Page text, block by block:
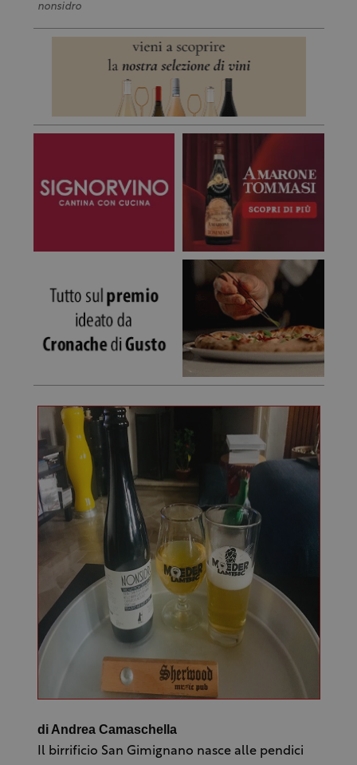
nonsidro
di Andrea Camaschella
Il birrificio San Gimignano nasce alle pendici